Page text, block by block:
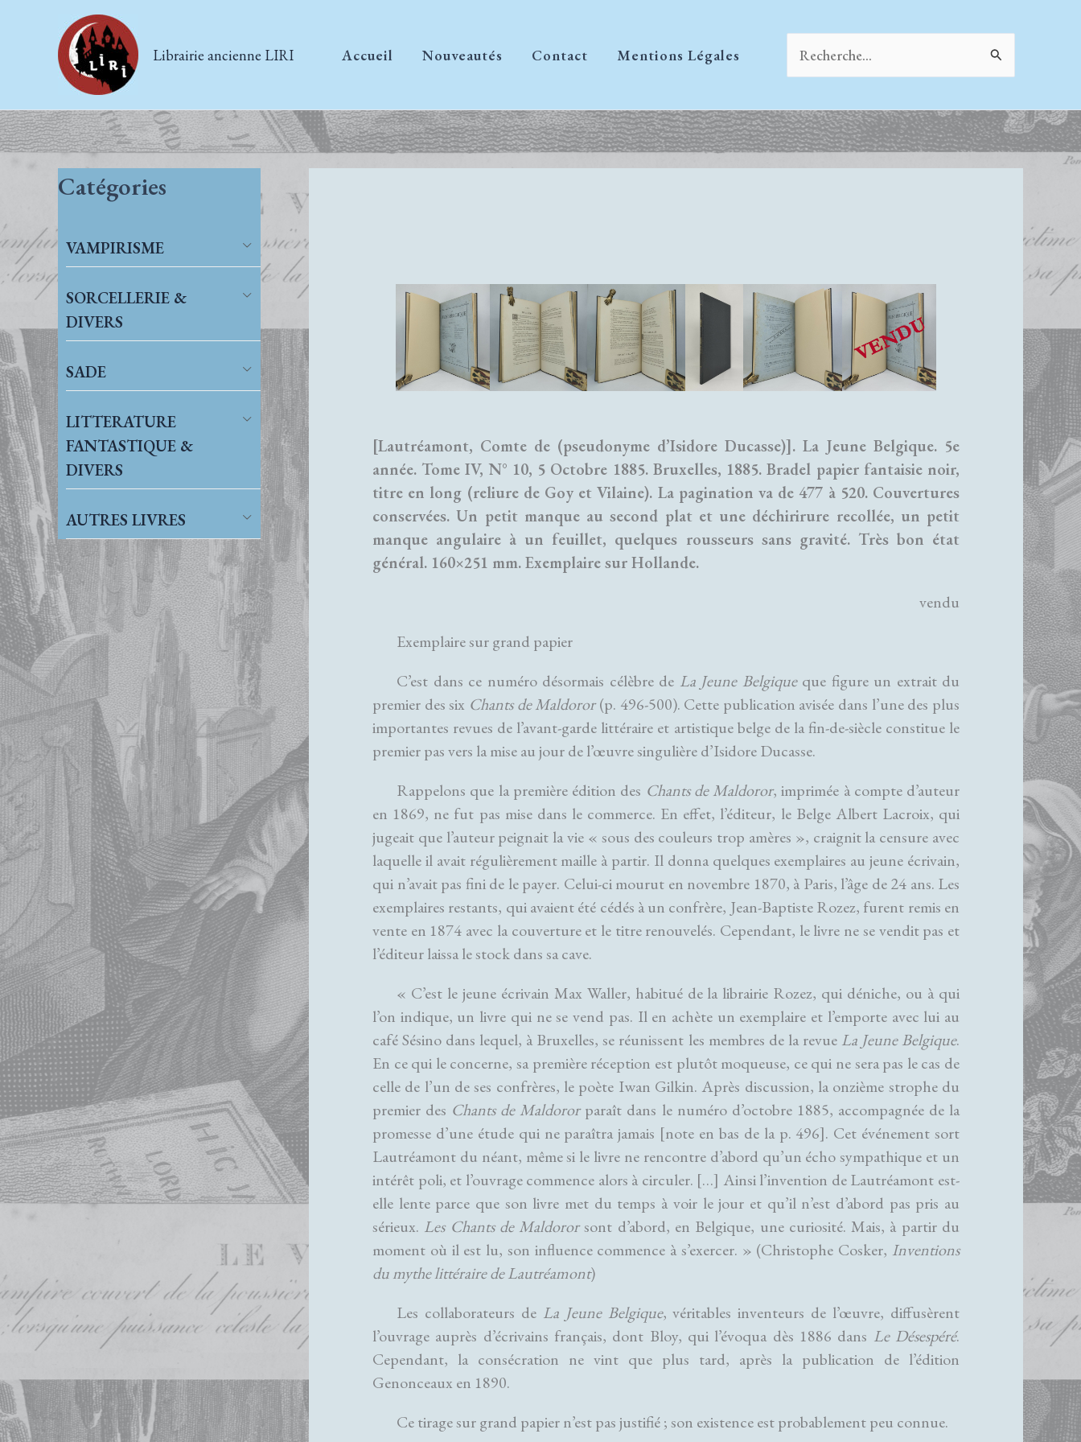
Librairie ancienne LIRI Accueil Nouveautés Contact Mentions Légales
Catégories
VAMPIRISME
SORCELLERIE &
DIVERS
SADE
LITTERATURE
FANTASTIQUE &
DIVERS
AUTRES LIVRES
[Lautréamont, Comte de (pseudonyme d’Isidore Ducasse)]. La Jeune Belgique. 5e
année. Tome IV, N° 10, 5 Octobre 1885. Bruxelles, 1885. Bradel papier fantaisie noir,
titre en long (reliure de Goy et Vilaine). La pagination va de 477 à 520. Couvertures
conservées. Un petit manque au second plat et une déchirirure recollée, un petit
manque angulaire à un feuillet, quelques rousseurs sans gravité. Très bon état
général. 160×251 mm. Exemplaire sur Hollande.
vendu
Exemplaire sur grand papier
C’est dans ce numéro désormais célèbre de La Jeune Belgiqueque figure un extrait du
premier des six Chants de Maldoror(p. 496-500). Cette publication avisée dans l’une des plus
importantes revues de l’avant-garde littéraire et artistique belge de la fin-de-siècle constitue le
premier pas vers la mise au jour de l’œuvre singulière d’Isidore Ducasse.
Rappelons que la première édition des Chants de Maldoror, imprimée à compte d’auteur
en 1869, ne fut pas mise dans le commerce. En effet, l’éditeur, le Belge Albert Lacroix, qui
jugeait que l’auteur peignait la vie « sous des couleurs trop amères », craignit la censure avec
laquelle il avait régulièrement maille à partir. Il donna quelques exemplaires au jeune écrivain,
qui n’avait pas fini de le payer. Celui-ci mourut en novembre 1870, à Paris, l’âge de 24 ans. Les
exemplaires restants, qui avaient été cédés à un confrère, Jean-Baptiste Rozez, furent remis en
vente en 1874 avec la couverture et le titre renouvelés. Cependant, le livre ne se vendit pas et
l’éditeur laissa le stock dans sa cave.
« C’est le jeune écrivain Max Waller, habitué de la librairie Rozez, qui déniche, ou à qui
l’on indique, un livre qui ne se vend pas. Il en achète un exemplaire et l’emporte avec lui au
café Sésino dans lequel, à Bruxelles, se réunissent les membres de la revue La Jeune Belgique.
En ce qui le concerne, sa première réception est plutôt moqueuse, ce qui ne sera pas le cas de
celle de l’un de ses confrères, le poète Iwan Gilkin. Après discussion, la onzième strophe du
premier des Chants de Maldororparaît dans le numéro d’octobre 1885, accompagnée de la
promesse d’une étude qui ne paraîtra jamais [note en bas de la p. 496]. Cet événement sort
Lautréamont du néant, même si le livre ne rencontre d’abord qu’un écho sympathique et un
intérêt poli, et l’ouvrage commence alors à circuler. […] Ainsi l’invention de Lautréamont est-
elle lente parce que son livre met du temps à voir le jour et qu’il n’est d’abord pas pris au
sérieux. Les Chants de Maldororsont d’abord, en Belgique, une curiosité. Mais, à partir du
moment où il est lu, son influence commence à s’exercer. » (Christophe Cosker, Inventions
du mythe littéraire de Lautréamont)
Les collaborateurs de La Jeune Belgique, véritables inventeurs de l’œuvre, diffusèrent
l’ouvrage auprès d’écrivains français, dont Bloy, qui l’évoqua dès 1886 dans Le Désespéré.
Cependant, la consécration ne vint que plus tard, après la publication de l’édition
Genonceaux en 1890.
Ce tirage sur grand papier n’est pas justifié ; son existence est probablement peu connue.